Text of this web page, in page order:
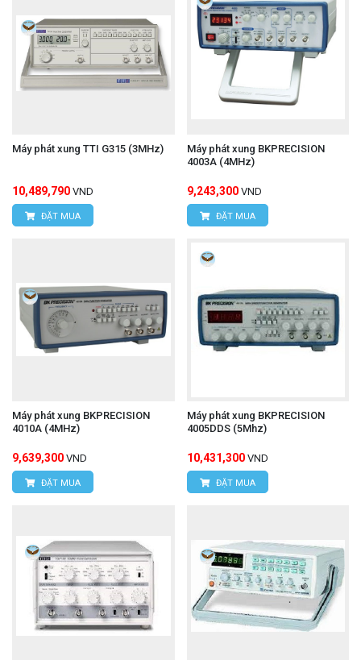
Máy phát xung TTI G315 (3MHz)
10,489,790 VND
ĐẶT MUA
Máy phát xung BKPRECISION
4003A (4MHz)
9,243,300 VND
ĐẶT MUA
Máy phát xung BKPRECISION
4010A (4MHz)
9,639,300 VND
ĐẶT MUA
Máy phát xung BKPRECISION
4005DDS (5Mhz)
10,431,300 VND
ĐẶT MUA